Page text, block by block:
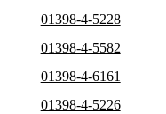
01398-4-5228
01398-4-5582
01398-4-6161
01398-4-5226